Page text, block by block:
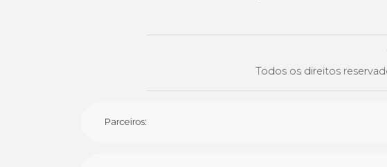
Todos os direitos
Parceiros: